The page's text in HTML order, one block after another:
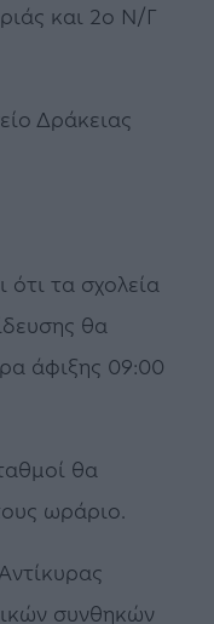
και 2ο Ν/Γ
Δράκειας
τα σχολεία
θα
άφιξης 09:00
θα
ωράριο.
συνθηκών